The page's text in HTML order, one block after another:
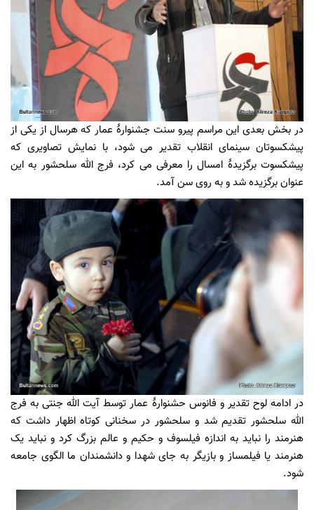
در بخش بعدی این مراسم پیرو سنت جشنوارۀ عمار که هرسال از یکی از
پیشکسوتان سینمای انقلاب تقدیر می شود، با نمایش تصاویری که
پیشکسوت برگزیدۀ امسال را معرفی می کرد، فرج الله سلحشور به این
عنوان برگزیده شد و به روی سن آمد.
در ادامه لوح تقدیر و فانوس حشنوارۀ عمار توسط آیت الله جنتی به فرج
الله سلحشور تقدیم شد و سلحشور در سخنانی کوتاه اظهار داشت که
هنرمند را نباید به اندازه فیلسوف و حکیم و عالم بزرگ کرد و نباید یک
هنرمند یا فیلمساز و بازیگر به جای شهدا و دانشمندان ما الگوی جامعه
شود.